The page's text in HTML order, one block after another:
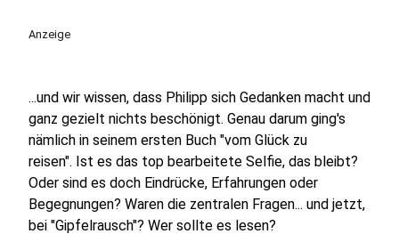
Anzeige
...und wir wissen, dass Philipp sich Gedanken macht und
ganz gezielt nichts beschönigt. Genau darum ging's
nämlich in seinem ersten Buch "vom Glück zu
reisen". Ist es das top bearbeitete Selfie, das bleibt?
Oder sind es doch Eindrücke, Erfahrungen oder
Begegnungen? Waren die zentralen Fragen... und jetzt,
bei "Gipfelrausch"? Wer sollte es lesen?